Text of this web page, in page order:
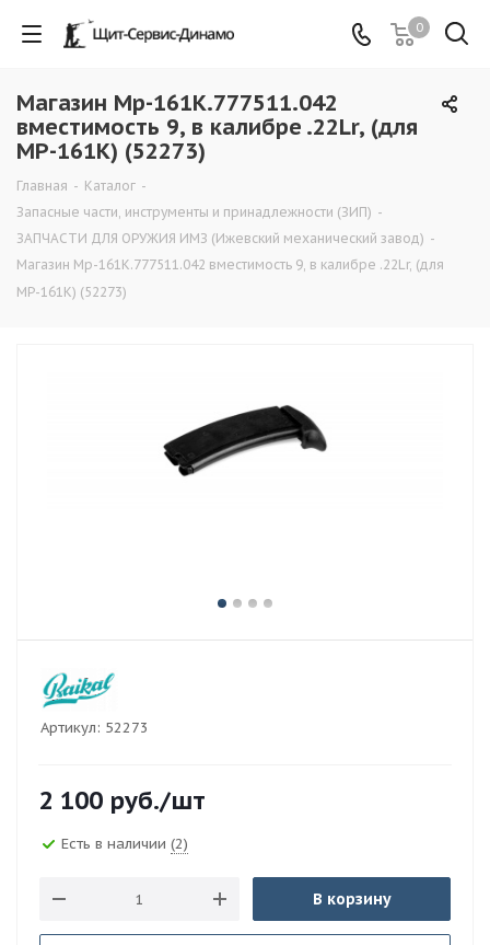
0
Магазин Мр-161К.777511.042
вместимость 9, в калибре .22Lr, (для
МР-161К) (52273)
Главная - Каталог -
Запасные части, инструменты и принадлежности (ЗИП) -
ЗАПЧАСТИ ДЛЯ ОРУЖИЯ ИМЗ (Ижевский механический завод) -
Магазин Мр-161К.777511.042 вместимость 9, в калибре .22Lr, (для
МР-161К) (52273)
Артикул: 52273
2 100 руб./шт
Есть в наличии (2)
В корзину